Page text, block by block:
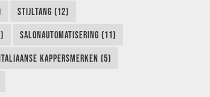
STIJLTANG (12)
SALONAUTOMATISERING (11)
KAPPERSMERKEN (5)